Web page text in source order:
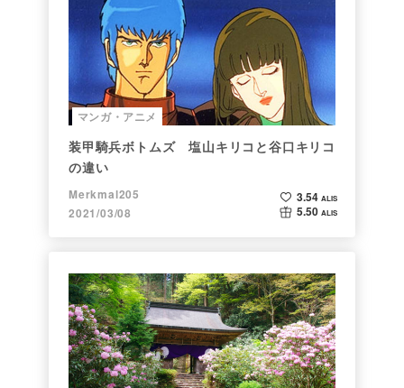
マンガ・アニメ
装甲騎兵ボトムズ 塩山キリコと谷口キリコ
の違い
Merkmal205
2021/03/08
3.54 ALIS
5.50 ALIS